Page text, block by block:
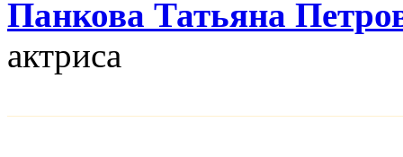
Панкова Татьяна
актриса